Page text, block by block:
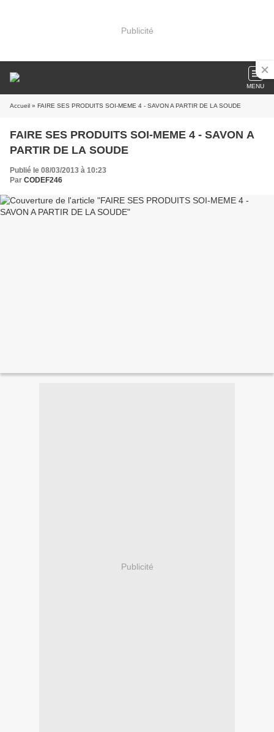
Publicité
MENU
Accueil » FAIRE SES PRODUITS SOI-MEME 4 - SAVON A PARTIR DE LA SOUDE
FAIRE SES PRODUITS SOI-MEME 4 - SAVON A
PARTIR DE LA SOUDE
Publié le 08/03/2013 à 10:23
Par CODEF246
Publicité